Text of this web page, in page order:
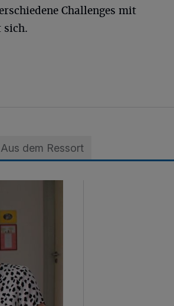
Challenges mit
sich.
Aus dem Ressort